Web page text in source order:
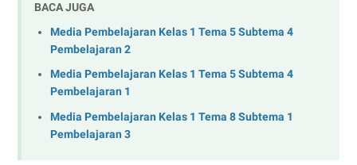
BACA JUGA
Media Pembelajaran Kelas 1 Tema 5 Subtema 4
Pembelajaran 2
Media Pembelajaran Kelas 1 Tema 5 Subtema 4
Pembelajaran 1
Media Pembelajaran Kelas 1 Tema 8 Subtema 1
Pembelajaran 3